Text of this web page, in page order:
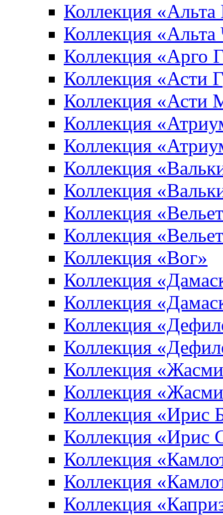
Коллекция
Коллекция «Альта
Коллекция «Арго
Коллекция «Асти
Коллекция «Асти
Коллекция
Коллекция
Коллекция
Коллекция
Коллекция
Коллекция
Коллекция «Вог»
Коллекция
Коллекция
Коллекция
Коллекция
Коллекция
Коллекция
Коллекция «Ирис
Коллекция «Ирис
Коллекция
Коллекция
Коллекция